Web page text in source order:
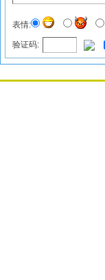
表情:
验证码: